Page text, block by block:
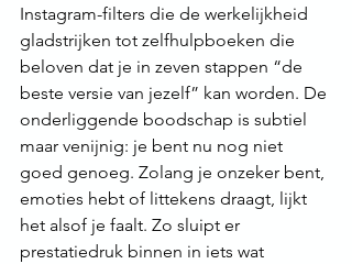
Instagram-filters die de werkelijkheid
gladstrijken tot zelfhulpboeken die
beloven dat je in zeven stappen “de
beste versie van jezelf” kan worden. De
onderliggende boodschap is subtiel
maar venijnig: je bent nu nog niet
goed genoeg. Zolang je onzeker bent,
emoties hebt of littekens draagt, lijkt
het alsof je faalt. Zo sluipt er
prestatiedruk binnen in iets wat